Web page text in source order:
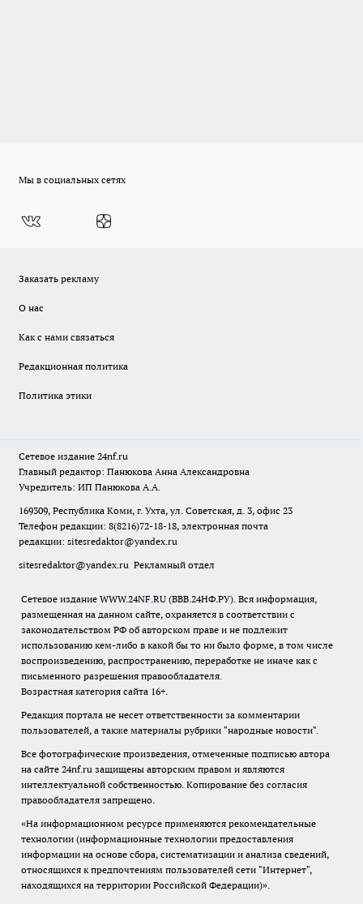
Мы в социальных сетях
Заказать рекламу
О нас
Как с нами связаться
Редакционная политика
Политика этики
Сетевое издание 24nf.ru
Главный редактор: Панюкова Анна Александровна
Учредитель: ИП Панюкова А.А.
169309, Республика Коми, г. Ухта, ул. Советская, д. 3, офис 23
Телефон редакции: 8(8216)72-18-18, электронная почта
редакции: sitesredaktor@yandex.ru
sitesredaktor@yandex.ru Рекламный отдел
Сетевое издание WWW.24NF.RU (ВВВ.24НФ.РУ). Вся информация,
размещенная на данном сайте, охраняется в соответствии с
законодательством РФ об авторском праве и не подлежит
использованию кем-либо в какой бы то ни было форме, в том числе
воспроизведению, распространению, переработке не иначе как с
письменного разрешения правообладателя.
Возрастная категория сайта 16+.
Редакция портала не несет ответственности за комментарии
пользователей, а также материалы рубрики "народные новости".
Все фотографические произведения, отмеченные подписью автора
на сайте 24nf.ru защищены авторским правом и являются
интеллектуальной собственностью. Копирование без согласия
правообладателя запрещено.
«На информационном ресурсе применяются рекомендательные
технологии (информационные технологии предоставления
информации на основе сбора, систематизации и анализа сведений,
относящихся к предпочтениям пользователей сети "Интернет",
находящихся на территории Российской Федерации)».